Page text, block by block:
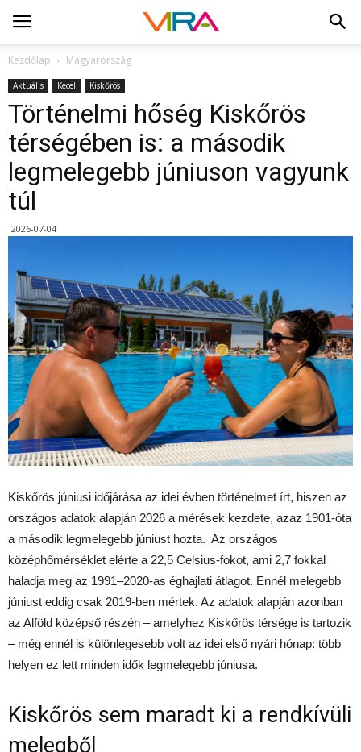
Kezdőlap Magyarország
Aktuális Kecel Kiskőrös
Történelmi hőség Kiskőrös
térségében is: a második
legmelegebb júniuson vagyunk
túl
2026-07-04
Kiskőrös júniusi időjárása az idei évben történelmet írt, hiszen az
országos adatok alapján 2026 a mérések kezdete, azaz 1901-óta
a második legmelegebb júniust hozta. Az országos
középhőmérséklet elérte a 22,5 Celsius-fokot, ami 2,7 fokkal
haladja meg az 1991–2020-as éghajlati átlagot. Ennél melegebb
júniust eddig csak 2019-ben mértek. Az adatok alapján azonban
az Alföld középső részén – amelyhez Kiskőrös térsége is tartozik
– még ennél is különlegesebb volt az idei első nyári hónap: több
helyen ez lett minden idők legmelegebb júniusa.
Kiskőrös sem maradt ki a rendkívüli
melegből